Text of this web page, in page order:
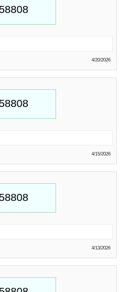
4/20/2026
4/15/2026
4/13/2026